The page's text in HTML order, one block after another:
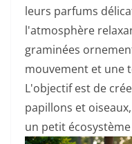
leurs parfums
l'atmosphère
graminées
mouvement et une
L'objectif est de
papillons et
un petit